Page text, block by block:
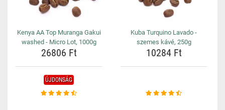
Kenya AA Top Muranga Gakui
washed - Micro Lot, 1000g
26806 Ft
Kuba Turquino Lavado -
szemes kávé, 250g
10284 Ft
ÚJDONSÁG